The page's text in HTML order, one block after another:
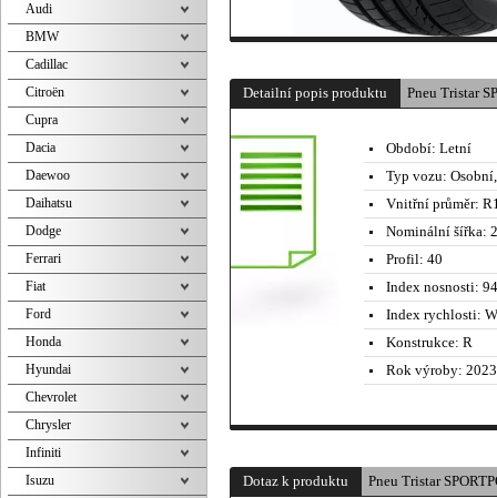
Detailní popis produktu Pneu Tristar
Období: Letní
Typ vozu:
Vnitřní průměr:
Nominální šířka:
Profil: 40
Index nosnosti:
Index rychlosti:
Konstrukce: R
Rok výroby:
Dotaz k produktu Pneu Tristar
Audi
BMW
Cadillac
Citroën
Cupra
Dacia
Daewoo
Daihatsu
Dodge
Ferrari
Fiat
Ford
Honda
Hyundai
Chevrolet
Chrysler
Infiniti
Isuzu